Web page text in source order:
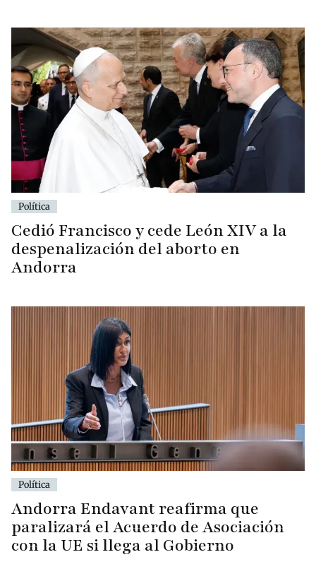
Política
Cedió Francisco y cede León XIV a la
despenalización del aborto en
Andorra
Política
Andorra Endavant reafirma que
paralizará el Acuerdo de Asociación
con la UE si llega al Gobierno